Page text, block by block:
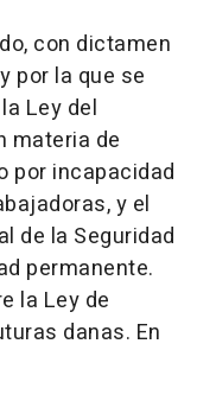
con dictamen
por la que se
Ley del
materia de
por incapacidad
y el
de la Seguridad
permanente.
la Ley de
danas. En